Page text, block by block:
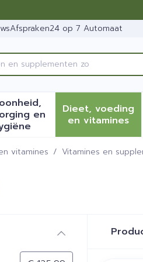
Afspraken24 op 7 Automaat
categorie...
en
Toon submenu voor
Dieet, voeding
en vitamines
Toon
vitamines / Vitamines en